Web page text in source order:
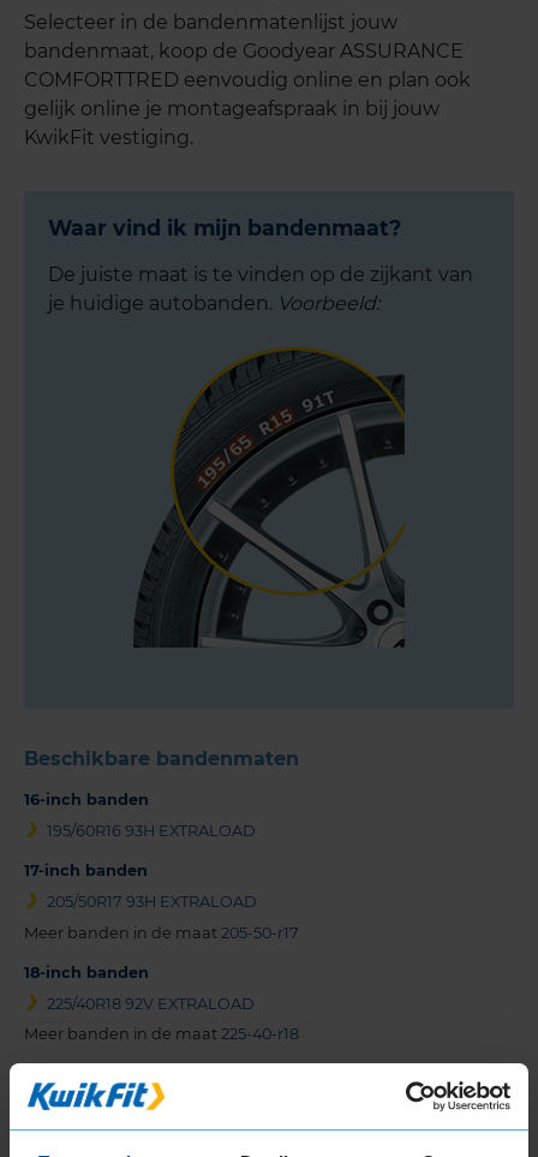
Selecteer in de bandenmatenlijst jouw
bandenmaat, koop de Goodyear ASSURANCE
COMFORTTRED eenvoudig online en plan ook
gelijk online je montageafspraak in bij jouw
KwikFit vestiging.
Waar vind ik mijn bandenmaat?
De juiste maat is te vinden op de zijkant van
je huidige autobanden. Voorbeeld:
Beschikbare bandenmaten
16-inch banden
195/60R16 93H EXTRALOAD
17-inch banden
205/50R17 93H EXTRALOAD
Meer banden in de maat 205-50-r17
18-inch banden
225/40R18 92V EXTRALOAD
Meer banden in de maat 225-40-r18
225/40R19 93V EXTRALOAD